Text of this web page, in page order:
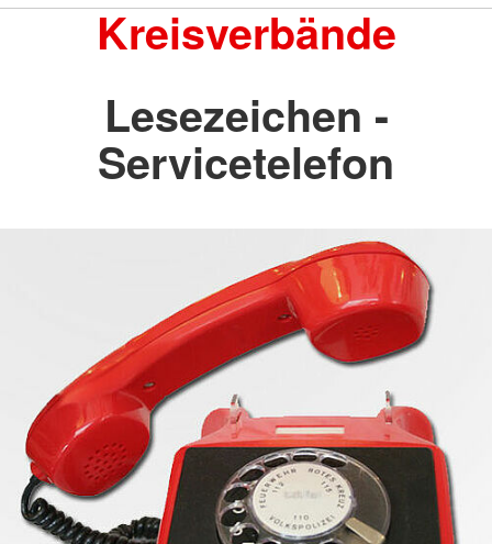
Kreisverbände
Lesezeichen -
Servicetelefon